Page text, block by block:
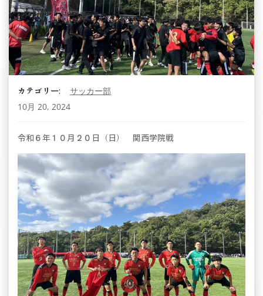
カテゴリー:
サッカー部
10月 20, 2024
令和６年１０月２０日（日） 関西学院戦